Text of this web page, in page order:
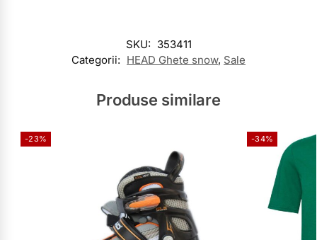
SKU: 353411
Categorii: HEAD Ghete snow, Sale
Produse similare
-23% -34%